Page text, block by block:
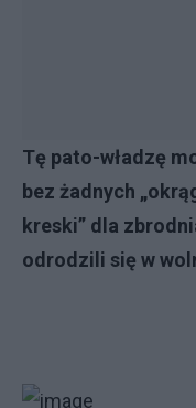
Tę pato-władzę
bez żadnych
kreski” dla
odrodzili się w